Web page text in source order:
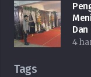
Dan
4
Tags